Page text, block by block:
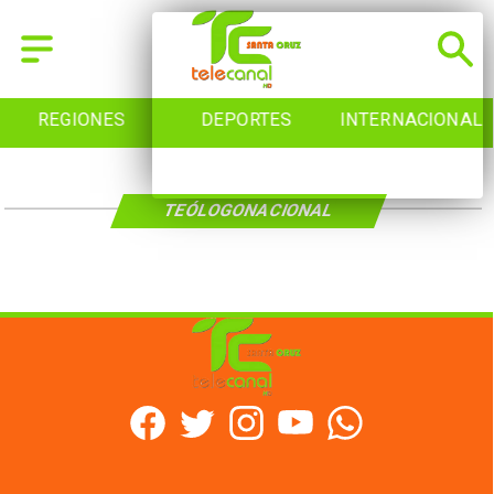
REGIONES DEPORTES INTERNACIONAL
TEÓLOGONACIONAL